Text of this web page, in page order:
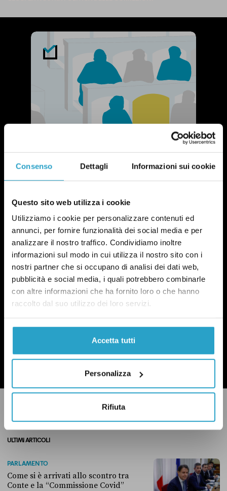
Consenso Dettagli Informazioni sui cookie
Questo sito web utilizza i cookie
Utilizziamo i cookie per personalizzare contenuti ed
annunci, per fornire funzionalità dei social media e per
analizzare il nostro traffico. Condividiamo inoltre
informazioni sul modo in cui utilizza il nostro sito con i
nostri partner che si occupano di analisi dei dati web,
pubblicità e social media, i quali potrebbero combinarle
con altre informazioni che ha fornito loro o che hanno
raccolto dal suo utilizzo dei loro servizi.
Accetta tutti
Personalizza
Rifiuta
NEWSLETTER
POLITICA DI UN CERTO GENERE
OGNI MARTEDÌ
In questa newsletter proviamo a capire perché le
questioni di genere sono anche una questione
politica.Qui un esempio.
ISCRIVITI
Ho preso visione dell’ informativa privacy
ULTIMI ARTICOLI
PARLAMENTO
Come si è arrivati allo scontro tra
Conte e la “Commissione Covid”